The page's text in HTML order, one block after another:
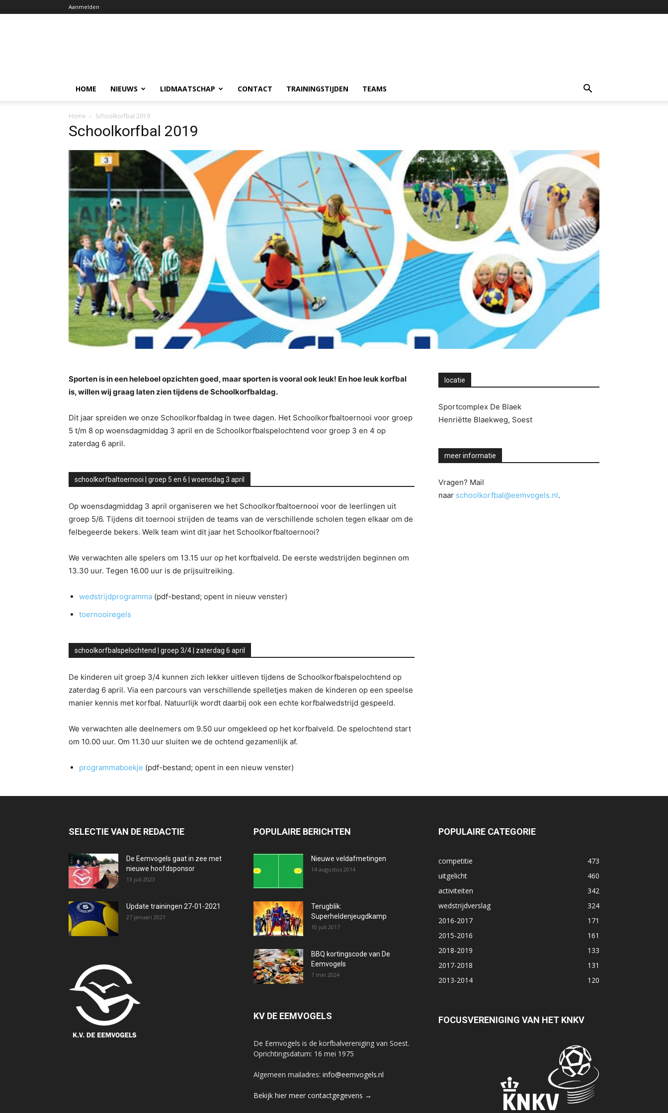
Aanmelden
HOME NIEUWS LIDMAATSCHAP CONTACT TRAININGSTIJDEN TEAMS
Home Schoolkorfbal 2019
Schoolkorfbal 2019
Sporten is in een heleboel opzichten goed, maar sporten is vooral ook leuk! En hoe leuk korfbal
is, willen wij graag laten zien tijdens de Schoolkorfbaldag.
Dit jaar spreiden we onze Schoolkorfbaldag in twee dagen. Het Schoolkorfbaltoernooi voor groep
5 t/m 8 op woensdagmiddag 3 april en de Schoolkorfbalspelochtend voor groep 3 en 4 op
zaterdag 6 april.
schoolkorfbaltoernooi | groep 5 en 6 | woensdag 3 april
Op woensdagmiddag 3 april organiseren we het Schoolkorfbaltoernooi voor de leerlingen uit
groep 5/6. Tijdens dit toernooi strijden de teams van de verschillende scholen tegen elkaar om de
felbegeerde bekers. Welk team wint dit jaar het Schoolkorfbaltoernooi?
We verwachten alle spelers om 13.15 uur op het korfbalveld. De eerste wedstrijden beginnen om
13.30 uur. Tegen 16.00 uur is de prijsuitreiking.
wedstrijdprogramma (pdf-bestand; opent in nieuw venster)
toernooiregels
schoolkorfbalspelochtend | groep 3/4 | zaterdag 6 april
De kinderen uit groep 3/4 kunnen zich lekker uitleven tijdens de Schoolkorfbalspelochtend op
zaterdag 6 april. Via een parcours van verschillende spelletjes maken de kinderen op een speelse
manier kennis met korfbal. Natuurlijk wordt daarbij ook een echte korfbalwedstrijd gespeeld.
We verwachten alle deelnemers om 9.50 uur omgekleed op het korfbalveld. De spelochtend start
om 10.00 uur. Om 11.30 uur sluiten we de ochtend gezamenlijk af.
programmaboekje (pdf-bestand; opent in een nieuw venster)
locatie
Sportcomplex De Blaek
Henriëtte Blaekweg, Soest
meer informatie
Vragen? Mail
naar schoolkorfbal@eemvogels.nl.
SELECTIE VAN DE REDACTIE
De Eemvogels gaat in zee met
nieuwe hoofdsponsor
13 juli 2023
Update trainingen 27-01-2021
27 januari 2021
POPULAIRE BERICHTEN
Nieuwe veldafmetingen
14 augustus 2014
Terugblik:
Superheldenjeugdkamp
10 juli 2017
BBQ kortingscode van De
Eemvogels
7 mei 2024
KV DE EEMVOGELS
De Eemvogels is de korfbalvereniging van Soest.
Oprichtingsdatum: 16 mei 1975
Algemeen mailadres: info@eemvogels.nl
Bekijk hier meer contactgegevens →
POPULAIRE CATEGORIE
competitie
473
uitgelicht
460
activiteiten
342
wedstrijdverslag
324
2016-2017
171
2015-2016
161
2018-2019
133
2017-2018
131
2013-2014
120
FOCUSVERENIGING VAN HET KNKV